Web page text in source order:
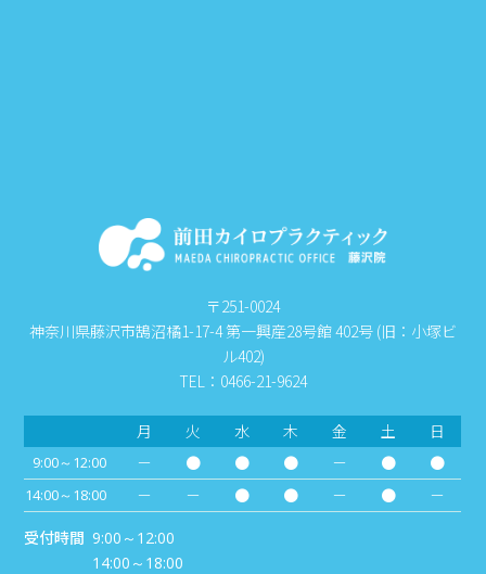
〒251-0024
神奈川県藤沢市鵠沼橘1-17-4 第一興産28号館 402号 (旧：小塚ビ
ル402)
TEL：0466-21-9624
月 火 水 木 金 土 日
9:00～12:00 － ● ● ● － ● ●
14:00～18:00 － － ● ● － ●
－
受付時間 9:00～12:00
14:00～18:00